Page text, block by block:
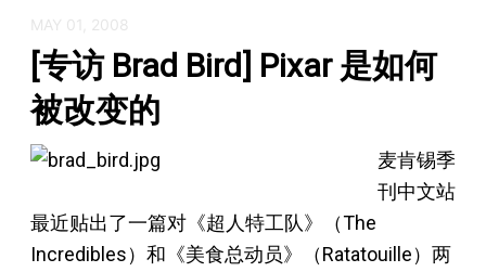
MAY 01, 2008
[专访 Brad Bird] Pixar 是如何
被改变的
麦肯锡季
刊中文站
最近贴出了一篇对《超人特工队》（The
Incredibles）和《美食总动员》（Ratatouille）两